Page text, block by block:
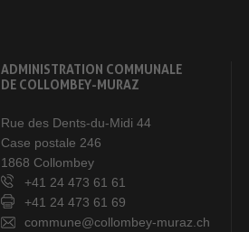
ADMINISTRATION COMMUNALE
DE COLLOMBEY-MURAZ
Rue des Dents-du-Midi 44
Case postale 246
1868 Collombey
+41 24 473 61 61
+41 24 473 61 69
commune@collombey-muraz.ch